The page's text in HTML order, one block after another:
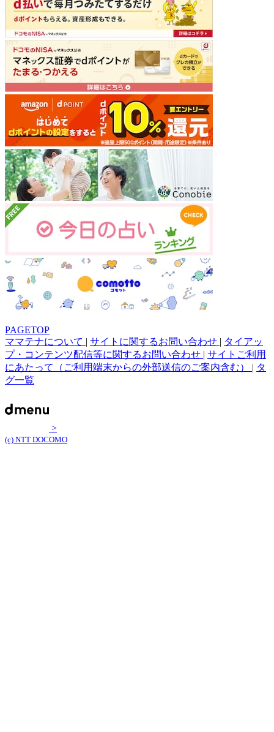
PAGETOP
ママテナについて | サイトに関するお問い合わせ | タイアッ
プ・コンテンツ配信等に関するお問い合わせ | サイトご利用
にあたって（ご利用端末からの外部送信のご案内含む） | タ
グ一覧
>
(c) NTT DOCOMO